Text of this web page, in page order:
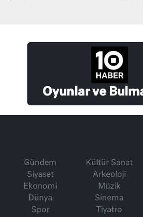
Oyunlar ve
Gündem
Siyaset
Ekonomi
Dünya
Spor
Kültür Sanat
Arkeoloji
Müzik
Sinema
Tiyatro